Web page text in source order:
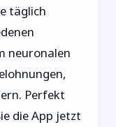
täglich
neuronalen
Perfekt
die App jetzt